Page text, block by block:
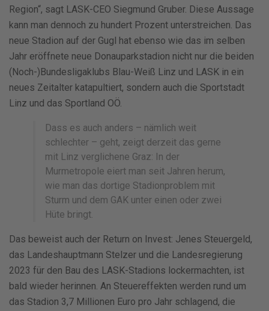
Region“, sagt LASK-CEO Siegmund Gruber. Diese Aussage
kann man dennoch zu hundert Prozent unterstreichen. Das
neue Stadion auf der Gugl hat ebenso wie das im selben
Jahr eröffnete neue Donauparkstadion nicht nur die beiden
(Noch-)Bundesligaklubs Blau-Weiß Linz und LASK in ein
neues Zeitalter katapultiert, sondern auch die Sportstadt
Linz und das Sportland OÖ.
Dass es auch anders – nämlich weit
schlechter – geht, zeigt derzeit das gerne
mit Linz verglichene Graz: In der
Murmetropole eiert man seit Jahren herum,
wie man das dortige Stadionproblem mit
Sturm und dem GAK unter einen oder zwei
Hüte bringt.
Das beweist auch der Return on Invest: Jenes Steuergeld,
das Landeshauptmann Stelzer und die Landesregierung
2023 für den Bau des LASK-Stadions lockermachten, ist
bald wieder herinnen. An Steuereffekten werden rund um
das Stadion 3,7 Millionen Euro pro Jahr schlagend, die